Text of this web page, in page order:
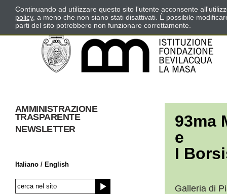
AMMINISTRAZIONE
TRASPARENTE
NEWSLETTER
Italiano / English
93ma
e
I
Galleria di
Continuando ad utilizzare questo sito l'utente acconsente
policy, a meno che non siano stati disattivati. È possibile
parti del sito potrebbero non funzionare correttamente.